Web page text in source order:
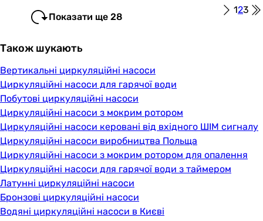
Показати ще 28
123
Також шукають
Вертикальні циркуляційні насоси
Циркуляційні насоси для гарячої води
Побутові циркуляційні насоси
Циркуляційні насоси з мокрим ротором
Циркуляційні насоси керовані від вхідного ШІМ сигналу
Циркуляційні насоси виробництва Польща
Циркуляційні насоси з мокрим ротором для опалення
Циркуляційні насоси для гарячої води з таймером
Латунні циркуляційні насоси
Бронзові циркуляційні насоси
Водяні циркуляційні насоси в Києві